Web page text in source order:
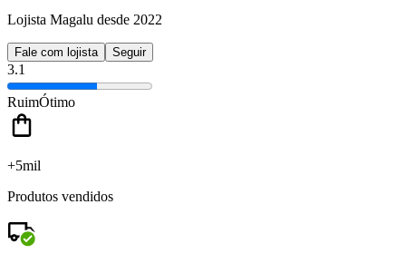
Lojista Magalu desde 2022
Fale com lojista Seguir
3.1
RuimÓtimo
+5mil
Produtos vendidos